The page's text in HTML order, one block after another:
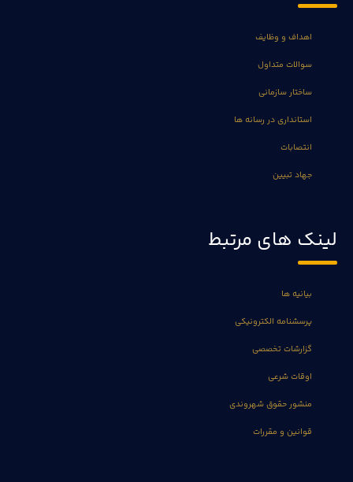
اهداف و وظایف
سوالات متداول
ساختار سازمانی
استانداری در رسانه ها
انتصابات
جهاد تبیین
لینک های مرتبط
بیانیه ها
پرسشنامه الکترونیکی
گزارشات تخصصی
اوقات شرعی
منشور حقوق شهروندی
قوانین و مقررات